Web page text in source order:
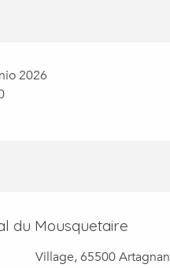
2026
du Mousquetaire
Village, 65500 Artagnan